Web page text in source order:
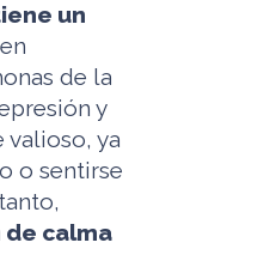
un
de la
y
valioso, ya
o sentirse
calma